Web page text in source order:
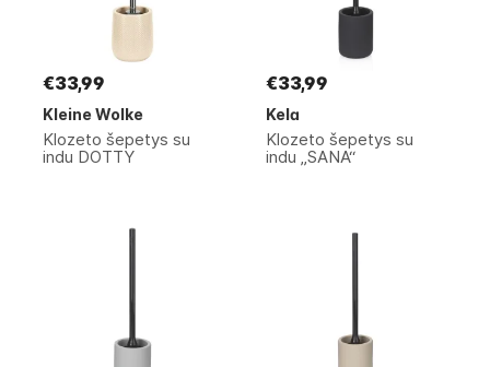
€33,99
Kleine Wolke
Klozeto šepetys su
indu DOTTY
€33,99
Kela
Klozeto šepetys su
indu „SANA“